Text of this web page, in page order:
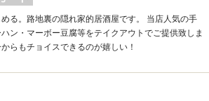
る。路地裏の隠れ家的居酒屋です。 当店人気の手
ン・マーボー豆腐等をテイクアウトでご提供致しま
らもチョイスできるのが嬉しい！